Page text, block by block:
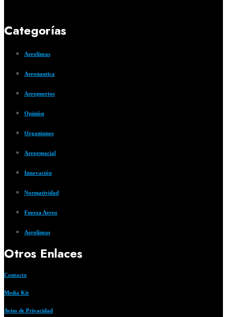
Categorías
Aerolíneas
Aeronautica
Aeropuertos
Opinión
Organismos
Aeroespacial
Innovación
Normatividad
Fuerza Aerea
Aerolíneas
Otros Enlaces
Contacto
Media Kit
Aviso de Privacidad